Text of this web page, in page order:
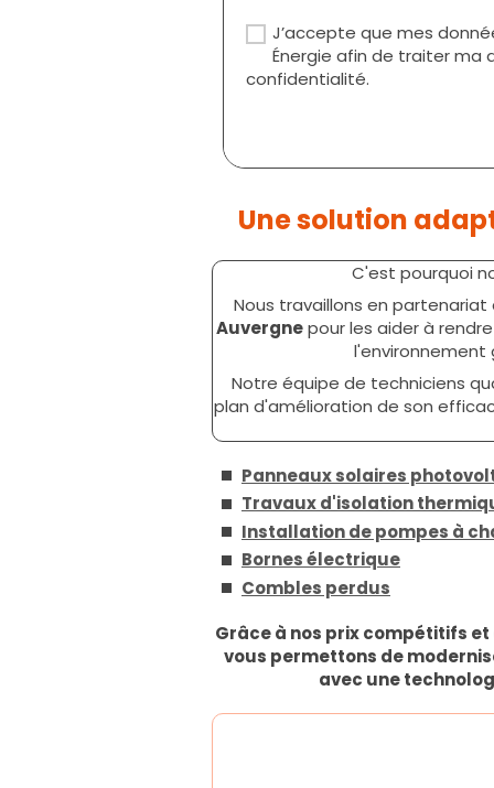
J’accepte que mes
Énergie afin de traiter ma
confidentialité.
Une solution
C'est pourquoi
Nous travaillons en
Auvergnepour les aider à
l'environnement
Notre équipe de techniciens
plan d'amélioration de son
Panneaux solaires
Travaux d'isolation
Installation de pompes à
Bornes électrique
Combles perdus
Grâce à nos prix compétitifs
vous permettons de
avec une